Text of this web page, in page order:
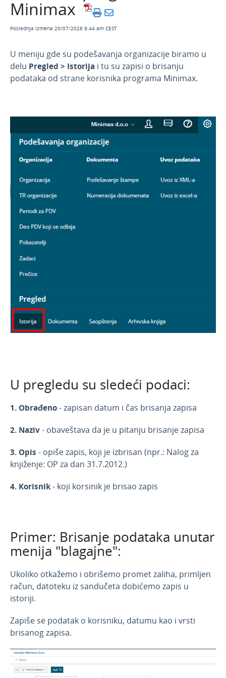
Podrška korisnicima
Registracija i besplatni probni period
Početna strana i osnovna navigacija
Video uputstva
Minimax
Poslednja izmena 20/07/2026 9:44 am CEST
U meniju gde su podešavanja organizacije biramo u
delu Pregled > Istorija i tu su zapisi o brisanju
podataka od strane korisnika programa Minimax.
U pregledu su sledeći podaci:
1. Obrađeno- zapisan datum i čas brisanja zapisa
2. Naziv- obaveštava da je u pitanju brisanje zapisa
3. Opis - opiše zapis, koji je izbrisan (npr.: Nalog za
knjiženje: OP za dan 31.7.2012.)
4. Korisnik- koji korsinik je brisao zapis
Primer: Brisanje podataka unutar
menija "blagajne":
Ukoliko otkažemo i obrišemo promet zaliha, primljen
račun, datoteku iz sandučeta dobićemo zapis u
istoriji.
Zapiše se podatak o korisniku, datumu kao i vrsti
brisanog zapisa.